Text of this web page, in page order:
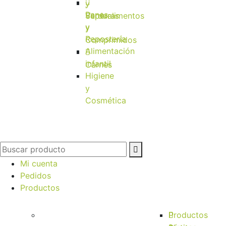
y
Verduras
Superalimentos
y
Comprimidos
Carnes
Panes
y
Repostería
Alimentación
infantil
Higiene
y
Cosmética
Mi cuenta
Pedidos
Productos
Productos